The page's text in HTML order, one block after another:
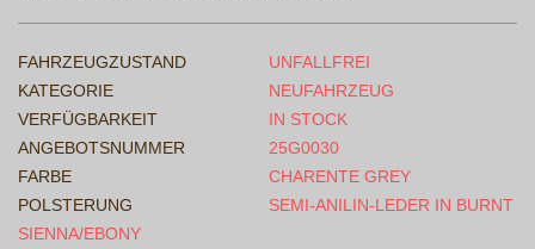
FAHRZEUGZUSTAND
UNFALLFREI
KATEGORIE
NEUFAHRZEUG
VERFÜGBARKEIT
IN STOCK
ANGEBOTSNUMMER
25G0030
FARBE
CHARENTE GREY
POLSTERUNG
SEMI-ANILIN-LEDER IN BURNT
SIENNA/EBONY